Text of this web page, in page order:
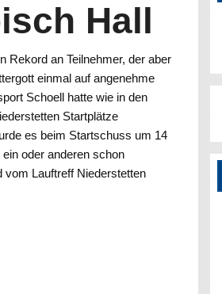
Hall
Rekord an Teilnehmer, der aber
einmal auf angenehme
Schoell hatte wie in den
Startplätze
es beim Startschuss um 14
oder anderen schon
vom Lauftreff Niederstetten